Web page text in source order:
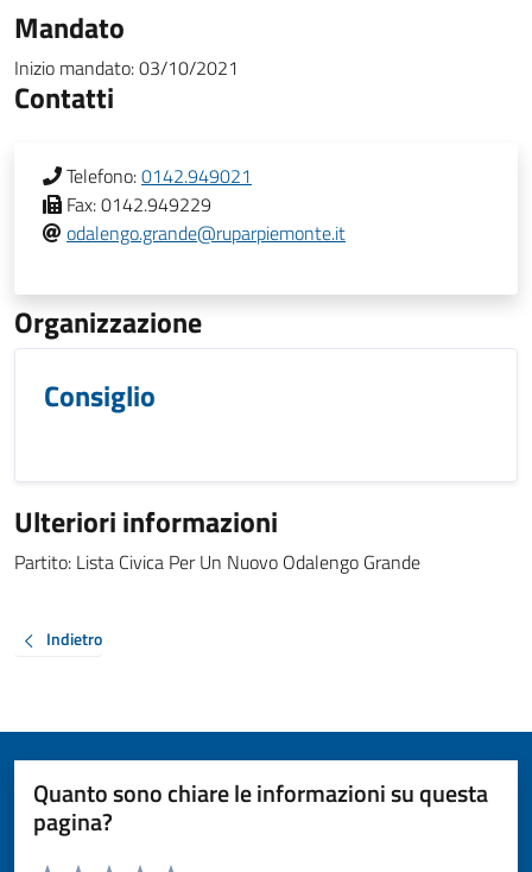
Mandato
Inizio mandato:03/10/2021
Contatti
Telefono:0142.949021
Fax:0142.949229
odalengo.grande@ruparpiemonte.it
Organizzazione
Consiglio
Ulteriori informazioni
Partito: Lista Civica Per Un Nuovo Odalengo Grande
Indietro
Quanto sono chiare le informazioni su questa
pagina?